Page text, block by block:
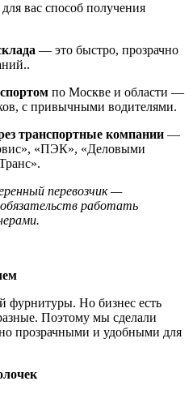
вас способ получения
— это быстро, прозрачно
по Москве и области —
с привычными водителями.
транспортные компании —
«ПЭК», «Деловыми
перевозчик —
работать
фурнитуры. Но бизнес есть
Поэтому мы сделали
прозрачными и удобными для